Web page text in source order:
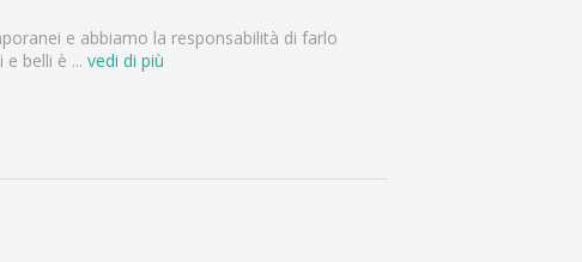
e abbiamo la responsabilità di farlo
e belli è ... vedi di più